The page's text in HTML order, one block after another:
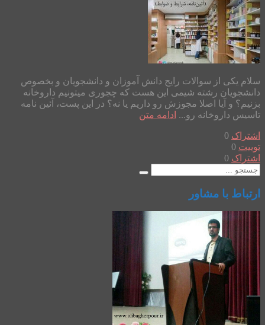
سلام یکی از سوالات رایج دانش آموزان و دانشجویان و بخصوص
دانشجویان رشته شیمی این هست که چجوری میتونیم داروخانه
بزنیم؟ و آیا اصلا مجوزش رو داریم یا نه؟ در این پست، آئین نامه
تاسیس داروخانه رو... ادامه متن
اشتراک 0
توییت 0
اشتراک 0
ارتباط با مشاور